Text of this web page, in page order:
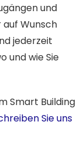
und
Wunsch
jederzeit
und wie Sie
Smart Building
Sie uns